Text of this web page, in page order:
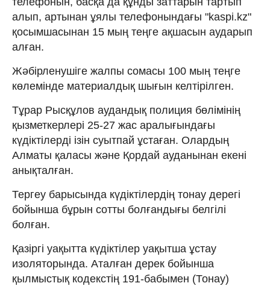
алып, артынан ұялы телефонындағы "kaspi.kz"
қосымшасынан 15 мың теңге ақшасын аударып
алған.
Жәбірленушіге жалпы сомасы 100 мың теңге
көлемінде материалдық шығын келтірілген.
Тұрар Рысқұлов аудандық полиция бөлімінің
қызметкерлері 25-27 жас аралығындағы
күдіктілерді ізін суытпай ұстаған. Олардың
Алматы қаласы және Қордай ауданынан екені
анықталған.
Тергеу барысында күдіктілердің тонау дерегі
бойынша бұрын сотты болғандығы белгілі
болған.
Қазіргі уақытта күдіктілер уақытша ұстау
изоляторында. Аталған дерек бойынша
қылмыстық кодекстің 191-бабымен (Тонау)